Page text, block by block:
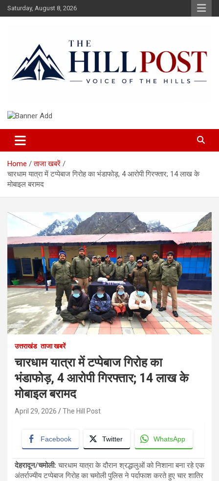
Skip
to
Saturday, August 8, 2026
The Hillpost
Home
ताजा खबरें
चारधाम यात्रा में टप्पेबाज गिरोह का भंडाफोड़, 4 आरोपी गिरफ्तार; 14 लाख के
मोबाइल बरामद
उत्तराखंड ताजा खबरें
चारधाम यात्रा में टप्पेबाज गिरोह का
भंडाफोड़, 4 आरोपी गिरफ्तार; 14 लाख के
मोबाइल बरामद
April 29, 2026 The Hill Post
Facebook Twitter WhatsApp
देहरादून/चमोली: चारधाम यात्रा के दौरान श्रद्धालुओं को निशाना बना रहे एक
अंतर्राज्यीय टप्पेबाज गिरोह का चमोली पुलिस ने पर्दाफाश करते हुए चार शातिर